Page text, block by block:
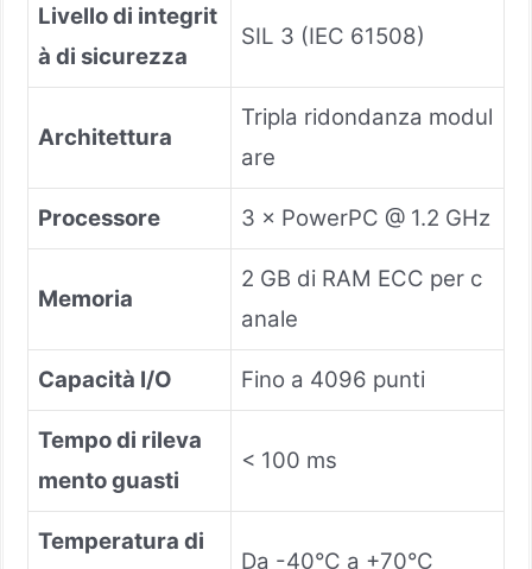
Livello di integrit
à di sicurezza
SIL 3 (IEC 61508)
Architettura
Tripla ridondanza modul
are
Processore 3 × PowerPC @ 1.2 GHz
Memoria
2 GB di RAM ECC per c
anale
Capacità I/O Fino a 4096 punti
Tempo di rileva
mento guasti
< 100 ms
Temperatura di
Da -40°C a +70°C